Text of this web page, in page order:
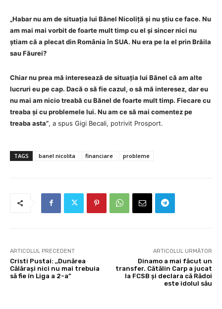
„Habar nu am de situația lui Bănel Nicoliță și nu știu ce face. Nu
am mai mai vorbit de foarte mult timp cu el și sincer nici nu
știam că a plecat din România în SUA. Nu era pe la el prin Brăila
sau Făurei?
Chiar nu prea mă interesează de situația lui Bănel că am alte
lucruri eu pe cap. Dacă o să fie cazul, o să mă interesez, dar eu
nu mai am nicio treabă cu Bănel de foarte mult timp. Fiecare cu
treaba și cu problemele lui. Nu am ce să mai comentez pe
treaba asta”, a spus Gigi Becali, potrivit Prosport.
TAGS banel nicolita financiare probleme
ARTICOLUL PRECEDENT
Cristi Pustai: ,,Dunărea
Călărași nici nu mai trebuia
să fie în Liga a 2-a”
ARTICOLUL URMĂTOR
Dinamo a mai făcut un
transfer. Cătălin Carp a jucat
la FCSB și declara că Rădoi
este idolul său